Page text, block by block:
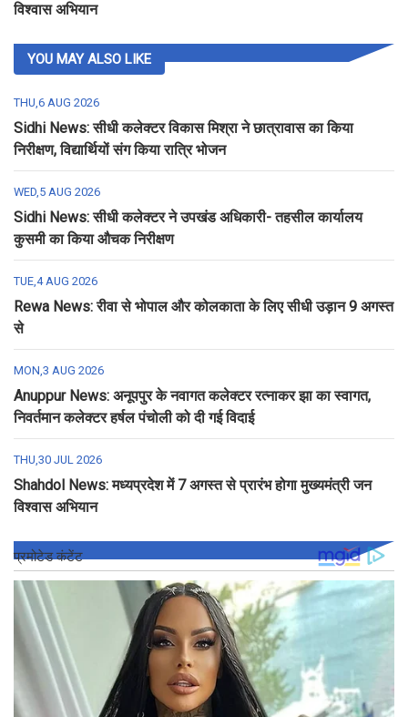
विश्वास अभियान
YOU MAY ALSO LIKE
THU,6 AUG 2026
Sidhi News: सीधी कलेक्टर विकास मिश्रा ने छात्रावास का किया
निरीक्षण, विद्यार्थियों संग किया रात्रि भोजन
WED,5 AUG 2026
Sidhi News: सीधी कलेक्टर ने उपखंड अधिकारी- तहसील कार्यालय
कुसमी का किया औचक निरीक्षण
TUE,4 AUG 2026
Rewa News: रीवा से भोपाल और कोलकाता के लिए सीधी उड़ान 9 अगस्त
से
MON,3 AUG 2026
Anuppur News: अनूपपुर के नवागत कलेक्टर रत्नाकर झा का स्वागत,
निवर्तमान कलेक्टर हर्षल पंचोली को दी गई विदाई
THU,30 JUL 2026
Shahdol News: मध्यप्रदेश में 7 अगस्त से प्रारंभ होगा मुख्यमंत्री जन
विश्वास अभियान